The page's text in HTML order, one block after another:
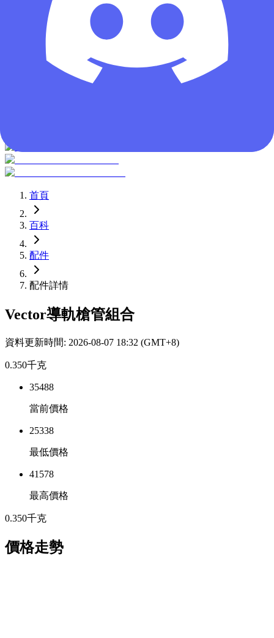
首頁
百科
配件
配件詳情
Vector導軌槍管組合
資料更新時間: 2026-08-07 18:32 (GMT+8)
0.350千克
35488
當前價格
25338
最低價格
41578
最高價格
0.350千克
價格走勢